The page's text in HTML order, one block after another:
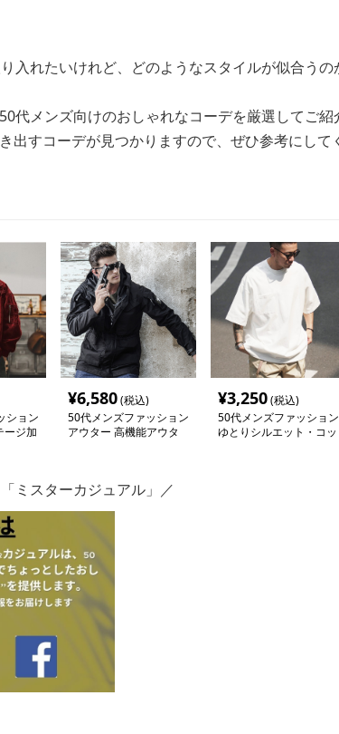
入れたいけれど、どのようなスタイルが似合う
代メンズ向けのおしゃれなコーデを厳選してご紹
出すコーデが見つかりますので、ぜひ参考にして
ション
ジ加
¥6,580(税込)
50代メンズファッション
アウター 高機能アウタ
¥3,250(税込)
50代メンズファッション
ゆとりシルエット・コッ
ミスターカジュアル」／